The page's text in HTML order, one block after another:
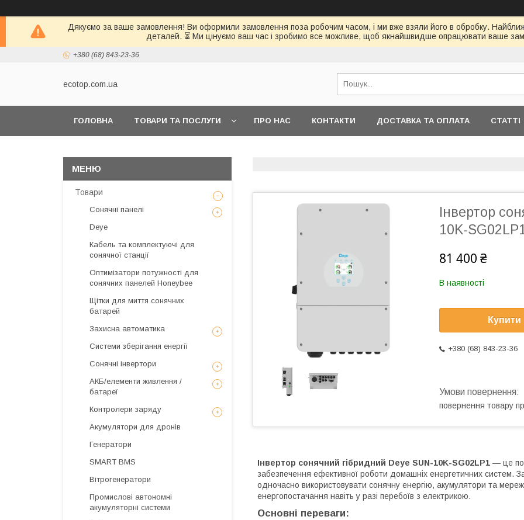
Дякуємо за ваше замовлення! Ви оформили замовлення поза робочим часом, і ми вже взяли його в обробку.
деталей. ⏳ Ми цінуємо ваш час і зробимо все можливе, щоб якнайшвидше опрацювати ваше
+380 (68) 843-23-36
ecotop.com.ua
ГОЛОВНА ТОВАРИ ТА ПОСЛУГИ ПРО НАС КОНТАКТИ ДОСТАВКА ТА ОПЛАТА СТАТТІ
Інвертор
10K-
81 400 ₴
В наявності
Купити
+380 (68) 843-23-36
повернення товару
Інвертор сонячний гібридний Deye SUN-10K-SG02LP1 — це
забезпечення ефективної роботи домашніх енергетичних систем.
одночасно використовувати сонячну енергію, акумулятори та
енергопостачання навіть у разі перебоїв з електрикою.
Основні переваги:
Товари
Сонячні панелі
Deye
Кабель та комплектуючі для
сонячної станції
Оптимізатори потужності для
сонячних панелей Honeybee
Щітки для миття сонячних
батарей
Захисна автоматика
Системи зберігання енергії
Сонячні інвертори
АКБ/елементи живлення /
батареї
Контролери заряду
Акумулятори для дронів
Генератори
SMART BMS
Вітрогенератори
Промислові автономні
акумуляторні системи